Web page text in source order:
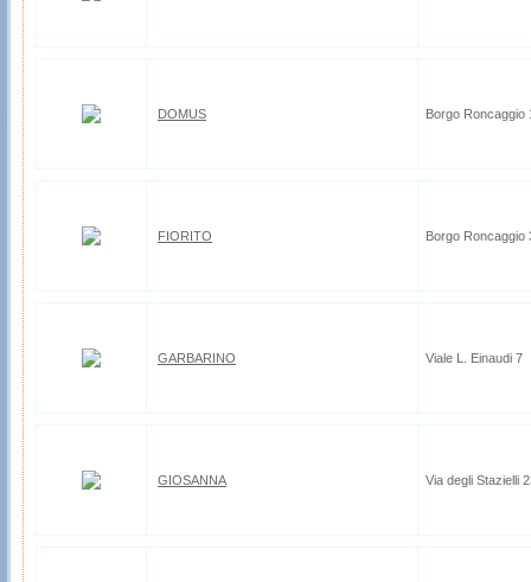
DOMUS Borgo Roncaggio
FIORITO Borgo Roncaggio
GARBARINO Viale L. Einaudi 7
GIOSANNA Via degli Stazielli